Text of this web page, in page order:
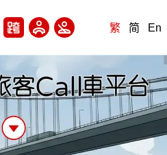
繁 简 En